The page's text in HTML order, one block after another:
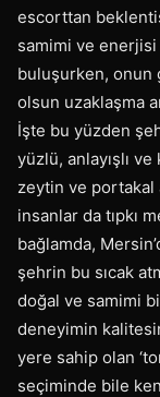
escorttan
samimi ve
buluşurken, onun
olsun uzaklaşma
İşte bu yüzden
yüzlü, anlayışlı
zeytin ve portakal
insanlar da tıpkı
bağlamda,
şehrin bu sıcak
doğal ve samimi
deneyimin
yere sahip olan
seçiminde bile